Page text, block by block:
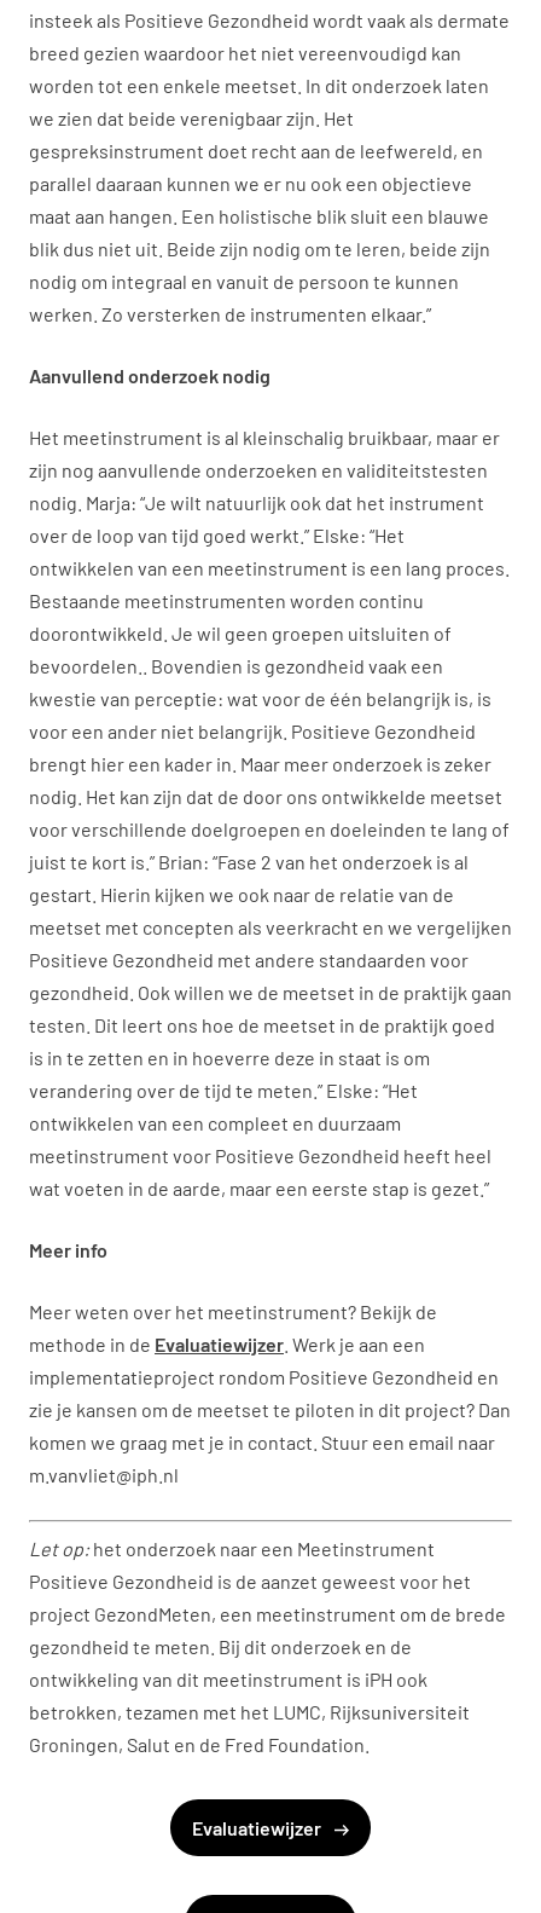
insteek als Positieve Gezondheid wordt vaak als dermate
breed gezien waardoor het niet vereenvoudigd kan
worden tot een enkele meetset. In dit onderzoek laten
we zien dat beide verenigbaar zijn. Het
gespreksinstrument doet recht aan de leefwereld, en
parallel daaraan kunnen we er nu ook een objectieve
maat aan hangen. Een holistische blik sluit een blauwe
blik dus niet uit. Beide zijn nodig om te leren, beide zijn
nodig om integraal en vanuit de persoon te kunnen
werken. Zo versterken de instrumenten elkaar.”
Aanvullend onderzoek nodig
Het meetinstrument is al kleinschalig bruikbaar, maar er
zijn nog aanvullende onderzoeken en validiteitstesten
nodig. Marja: “Je wilt natuurlijk ook dat het instrument
over de loop van tijd goed werkt.” Elske: “Het
ontwikkelen van een meetinstrument is een lang proces.
Bestaande meetinstrumenten worden continu
doorontwikkeld. Je wil geen groepen uitsluiten of
bevoordelen.. Bovendien is gezondheid vaak een
kwestie van perceptie: wat voor de één belangrijk is, is
voor een ander niet belangrijk. Positieve Gezondheid
brengt hier een kader in. Maar meer onderzoek is zeker
nodig. Het kan zijn dat de door ons ontwikkelde meetset
voor verschillende doelgroepen en doeleinden te lang of
juist te kort is.” Brian: “Fase 2 van het onderzoek is al
gestart. Hierin kijken we ook naar de relatie van de
meetset met concepten als veerkracht en we vergelijken
Positieve Gezondheid met andere standaarden voor
gezondheid. Ook willen we de meetset in de praktijk gaan
testen. Dit leert ons hoe de meetset in de praktijk goed
is in te zetten en in hoeverre deze in staat is om
verandering over de tijd te meten.” Elske: “Het
ontwikkelen van een compleet en duurzaam
meetinstrument voor Positieve Gezondheid heeft heel
wat voeten in de aarde, maar een eerste stap is gezet.”
Meer info
Meer weten over het meetinstrument? Bekijk de
methode in de Evaluatiewijzer . Werk je aan een
implementatieproject rondom Positieve Gezondheid en
zie je kansen om de meetset te piloten in dit project? Dan
komen we graag met je in contact. Stuur een email naar
m.vanvliet@iph.nl
Let op:het onderzoek naar een Meetinstrument
Positieve Gezondheid is de aanzet geweest voor het
project GezondMeten, een meetinstrument om de brede
gezondheid te meten. Bij dit onderzoek en de
ontwikkeling van dit meetinstrument is iPH ook
betrokken, tezamen met het LUMC, Rijksuniversiteit
Groningen, Salut en de Fred Foundation.
Evaluatiewijzer